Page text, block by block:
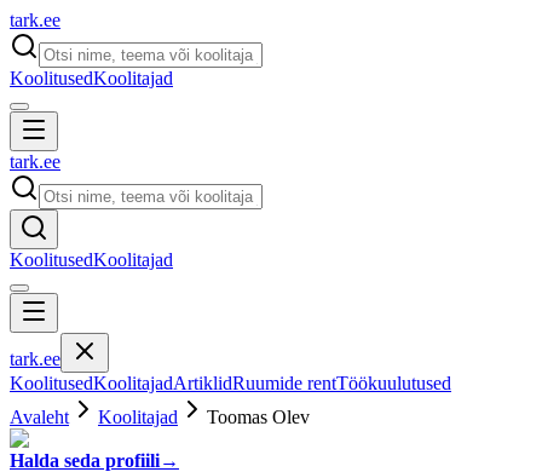
tark.ee
KoolitusedKoolitajad
tark.ee
KoolitusedKoolitajad
tark.ee
KoolitusedKoolitajadArtiklidRuumide rentTöökuulutused
Avaleht
Koolitajad Toomas Olev
Halda seda profiili→